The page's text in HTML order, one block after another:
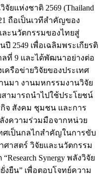
ยแห่งชาติ 2569 (Thailand
ถือเป็นเวทีสำคัญของ
ละนวัตกรรมของไทยสู่
2549 เพื่อเฉลิมพระเกียรติ
ลที่ 9 และได้พัฒนาอย่างต่อ
ครือข่ายวิจัยของประเทศ
นมา งานมหกรรมงานวิจัย
ามารถนำไปใช้ประโยชน์
จ สังคม ชุมชน และการ
งความร่วมมือจากหน่วย
ศเป็นกลไกสำคัญในการขับ
ศาสตร์ วิจัยและนวัตกรรม
Synergy พลังวิจัย
งยืน” เพื่อตอบโจทย์ความ